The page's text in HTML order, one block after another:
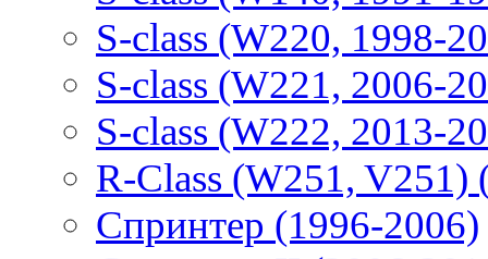
S-class (W220, 1998-
S-class (W221, 2006-
S-class (W222, 2013-
R-Class (W251, V251)
Спринтер (1996-2006)